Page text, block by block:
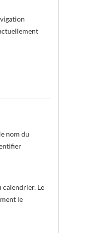
nom du
calendrier. Le
le